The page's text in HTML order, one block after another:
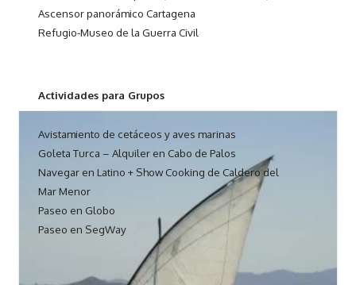
Ascensor panorámico Cartagena
Refugio-Museo de la Guerra Civil
Actividades para Grupos
Avistamiento de cetáceos y aves marinas
Goleta Turca – Alquiler en Cabo de Palos
Navegar en Latino + Show Cooking de Caldero del
Mar Menor
Paseo en Globo
Paseo en SegWay